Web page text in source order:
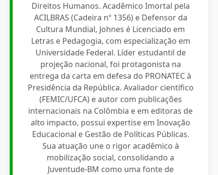
Direitos Humanos. Acadêmico Imortal pela
ACILBRAS (Cadeira nº 1356) e Defensor da
Cultura Mundial, Johnes é Licenciado em
Letras e Pedagogia, com especialização em
Universidade Federal. Líder estudantil de
projeção nacional, foi protagonista na
entrega da carta em defesa do PRONATEC à
Presidência da República. Avaliador científico
(FEMIC/UFCA) e autor com publicações
internacionais na Colômbia e em editoras de
alto impacto, possui expertise em Inovação
Educacional e Gestão de Políticas Públicas.
Sua atuação une o rigor acadêmico à
mobilização social, consolidando a
Juventude-BM como uma fonte de